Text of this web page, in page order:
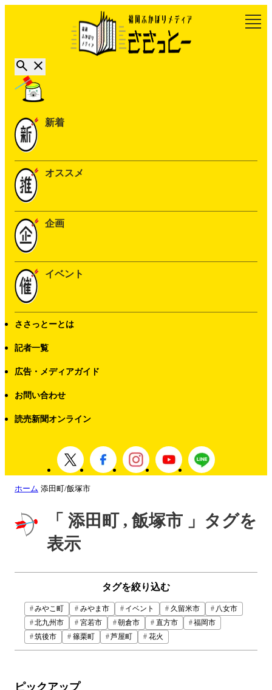
新着
オススメ
企画
イベント
ささっとーとは
記者一覧
広告・メディアガイド
お問い合わせ
読売新聞オンライン
ホーム 添田町/飯塚市
「 添田町 , 飯塚市 」タグを
表示
タグを絞り込む
みやこ町 みやま市 イベント 久留米市
八女市
北九州市
宮若市 朝倉市 直方市
福岡市
筑後市
篠栗町 芦屋町 花火
ピックアップ